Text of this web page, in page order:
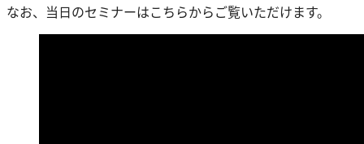
なお、当日のセミナーはこちらからご覧いただけます。